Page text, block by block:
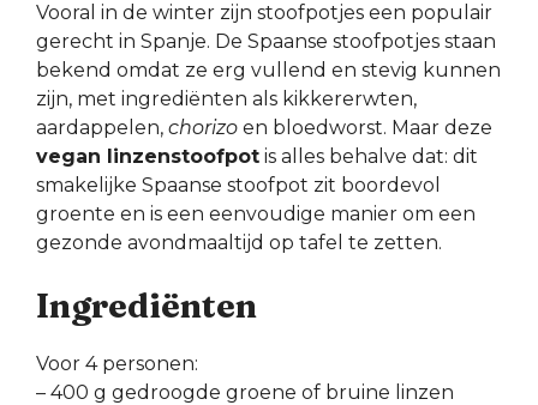
Vooral in de winter zijn stoofpotjes een populair
gerecht in Spanje. De Spaanse stoofpotjes staan
bekend omdat ze erg vullend en stevig kunnen
zijn, met ingrediënten als kikkererwten,
aardappelen, chorizo en bloedworst. Maar deze
vegan linzenstoofpot is alles behalve dat: dit
smakelijke Spaanse stoofpot zit boordevol
groente en is een eenvoudige manier om een
gezonde avondmaaltijd op tafel te zetten.
Ingrediënten
Voor 4 personen:
– 400 g gedroogde groene of bruine linzen